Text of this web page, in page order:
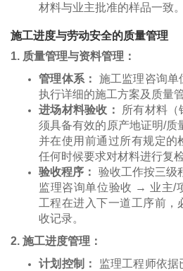
材料与业主批准的样品一致。
施工进度与劳动安全的质量管理
1. 质量管理与资料管理：
管理体系：
施工监理咨询单
执行详细的施工方案及质量
进场材料验收：
所有材料
须具备有效的原产地证明/质
并在使用前通过所有规定的
任何时候要求对材料进行复检
验收程序：
验收工作按三级
监理咨询单位验收 → 业主/
工程在进入下一道工序前，
收记录。
2. 施工进度管理：
计划控制：
监理工程师依